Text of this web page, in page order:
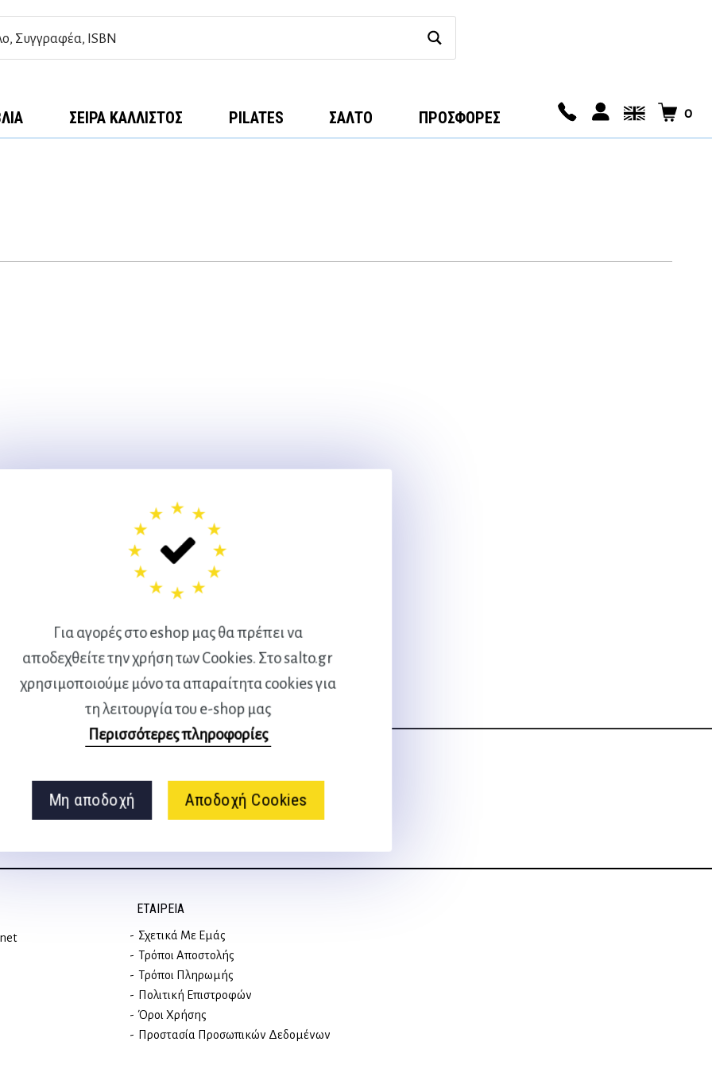
Για αγορές στο eshop μας θα πρέπει να
αποδεχθείτε την χρήση των Cookies. Στο salto.gr
χρησιμοποιούμε μόνο τα απαραίτητα cookies για
τη λειτουργία του e-shop μας
Περισσότερες πληροφορίες
Μη αποδοχή Αποδοχή Cookies
ΣΕΙΡΆ ΚΆΛΛΙΣΤΟΣ PILATES ΣΑΛΤΟ ΠΡΟΣΦΟΡΕΣ 0
Ακολουθήστε μας
στα social media
ΕΤΑΙΡΕΊΑ
Σχετικά Με Εμάς
Τρόποι Αποστολής
Τρόποι Πληρωμής
Πολιτική Επιστροφών
Όροι Χρήσης
Προστασία Προσωπικών Δεδομένων